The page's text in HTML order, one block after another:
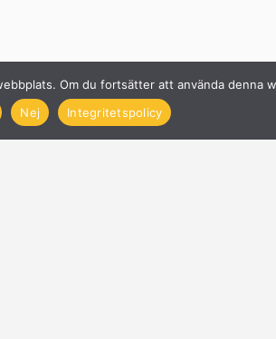
Om du fortsätter att använda denna
Nej Integritetspolicy